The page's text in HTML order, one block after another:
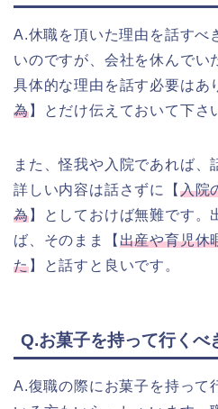
A.休職を頂いた理由を話すべ
いのですが、会社を休んでい
具体的な理由を話す必要はあ
為】とだけ伝えておいて下さ
また、怪我や入院であれば、
詳しい内容は話さずに【 入院
為】としておけば無難です。
ば、そのまま【 出産や育児休
た】と話すと良いです。
Q.お菓子を持って行くべ
A.復職の際にお菓子を持って